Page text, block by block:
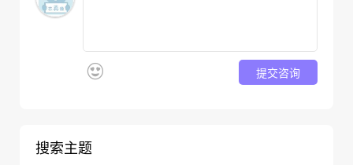
提交咨询
搜索主题